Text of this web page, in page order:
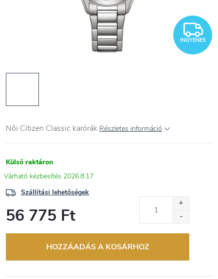
INGYENES
Női Citizen Classic karórák Részletes információ
Külső raktáron
2026.8.17
Szállítási lehetőségek
56 775 Ft
HOZZÁADÁS A KOSÁRHOZ